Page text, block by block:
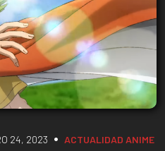
24, 2023 • ACTUALIDAD ANIME